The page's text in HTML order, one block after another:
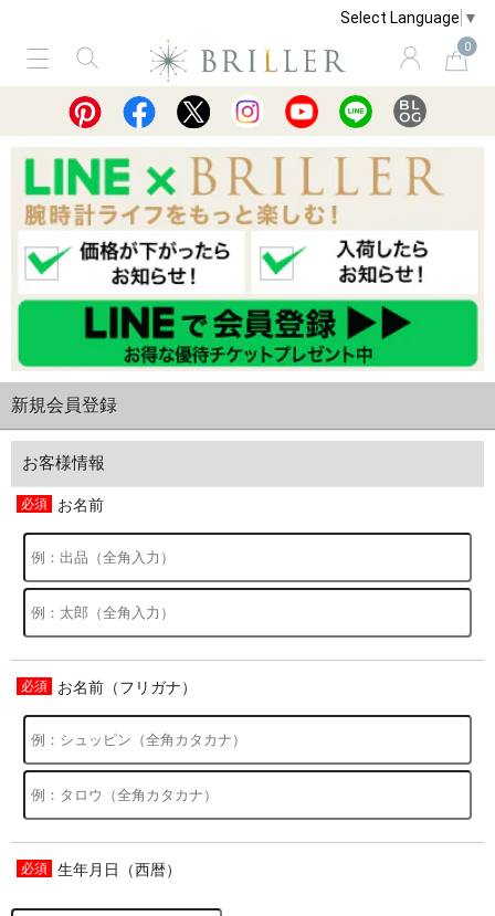
Select Language ▼
0
サービス ショッピングガイド 買取
新規会員登録
お客様情報
お名前
お名前（フリガナ）
生年月日（西暦）